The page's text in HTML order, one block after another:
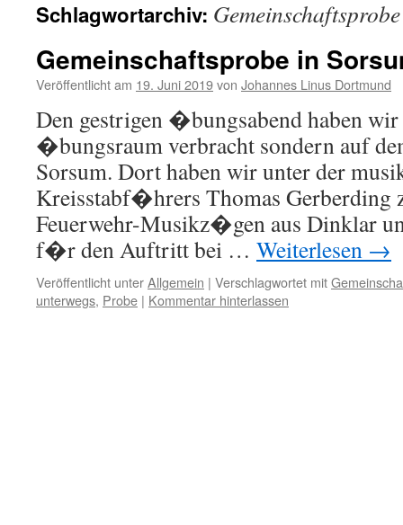
Schlagwortarchiv: Gemeinschaftsprobe
Gemeinschaftsprobe in
Veröffentlicht am 19. Juni 2019von Johannes Linus Dortmund
Den gestrigen �bungsabend haben
�bungsraum verbracht sondern auf
Sorsum. Dort haben wir unter der
Kreisstabf�hrers Thomas Gerberding
Feuerwehr-Musikz�gen aus Dinklar
f�r den Auftritt bei … Weiterlesen →
Veröffentlicht unterAllgemein | Verschlagwortet mit
unterwegs, Probe | Kommentar hinterlassen